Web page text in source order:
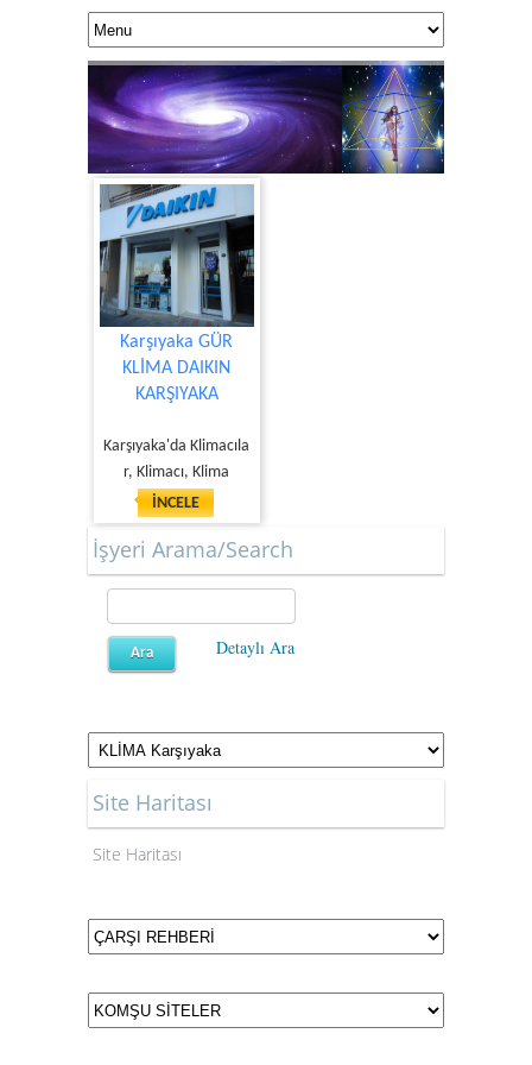
Karşıyaka GÜR
KLİMA DAIKIN
KARŞIYAKA
Karşıyaka'da Klimacıla
r, Klimacı, Klima
İNCELE
İşyeri Arama/Search
Detaylı Ara
Site Haritası
Site Haritası